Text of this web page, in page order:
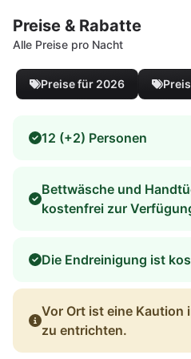
Preise & Rabatte
Alle Preise pro Nacht
Preise für 2026
12 (+2) Personen
Bettwäsche und
kostenfrei zur
Die Endreinigung ist
Vor Ort ist eine Kaution
zu entrichten.